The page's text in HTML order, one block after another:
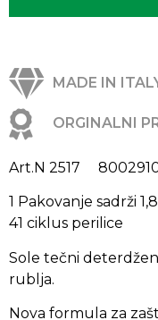
MADE IN
ORGINALNI
Art.N 2517
1 Pakovanje sadrži
41 ciklus perilice
Sole tečni
rublja.
Nova formula za